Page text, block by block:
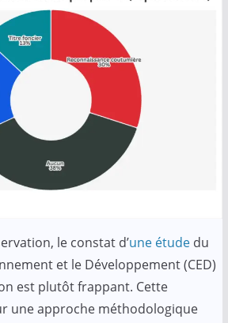
le constat d’une étudedu
et le Développement (CED)
est plutôt frappant. Cette
une approche méthodologique